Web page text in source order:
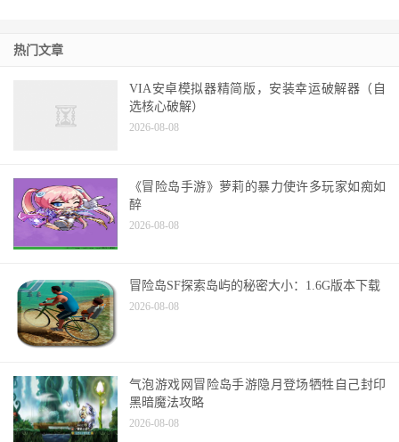
热门文章
VIA安卓模拟器精简版，安装幸运破解器（自
选核心破解）
2026-08-08
《冒险岛手游》萝莉的暴力使许多玩家如痴如
醉
2026-08-08
冒险岛SF探索岛屿的秘密大小：1.6G版本下载
2026-08-08
气泡游戏网冒险岛手游隐月登场牺牲自己封印
黑暗魔法攻略
2026-08-08